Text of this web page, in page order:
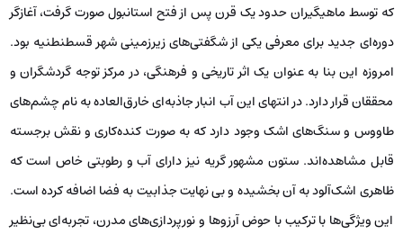
که توسط ماهیگیران حدود یک قرن پس از فتح استانبول صورت گرفت، آغازگر
دوره‌ای جدید برای معرفی یکی از شگفتی‌های زیرزمینی شهر قسطنطنیه بود.
امروزه این بنا به عنوان یک اثر تاریخی و فرهنگی، در مرکز توجه گردشگران و
محققان قرار دارد. در انتهای این آب انبار جاذبه‌ای خارق‌العاده به نام چشم‌های
طاووس و سنگ‌های اشک وجود دارد که به صورت کنده‌کاری و نقش برجسته
قابل مشاهده‌اند. ستون مشهور گریه نیز دارای آب و رطوبتی خاص است که
ظاهری اشک‌آلود به آن بخشیده و بی نهایت جذابیت به فضا اضافه کرده است.
این ویژگی‌ها با ترکیب با حوض آرزوها و نورپردازی‌های مدرن، تجربه‌ای بی‌نظیر